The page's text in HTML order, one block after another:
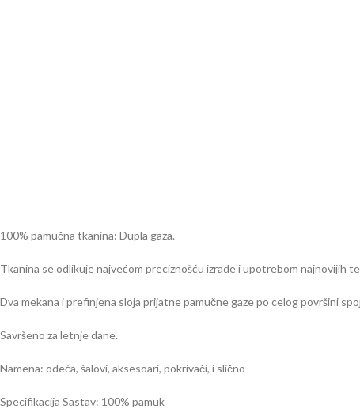
100% pamučna tkanina: Dupla gaza.
Tkanina se odlikuje najvećom preciznošću izrade i upotrebom najnovijih
Dva mekana i prefinjena sloja prijatne pamučne gaze po celog površini
Savršeno za letnje dane.
Namena: odeća, šalovi, aksesoari, pokrivači, i slično
Specifikacija Sastav: 100% pamuk